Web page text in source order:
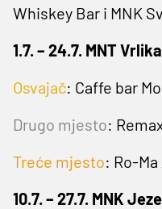
Whiskey Bar i MNK
1.7. – 24.7. MNT Vrlika
Osvajač: Caffe bar
Drugo mjesto:
Treće mjesto: Ro-
10.7. – 27.7. MNK